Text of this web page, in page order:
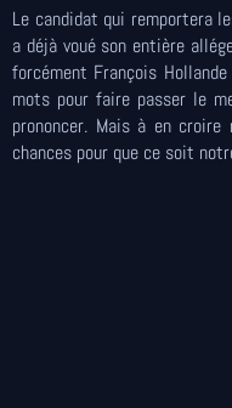
Le candidat qui remportera
a déjà voué son entière
forcément François
mots pour faire passer le
prononcer. Mais à en
chances pour que ce soit